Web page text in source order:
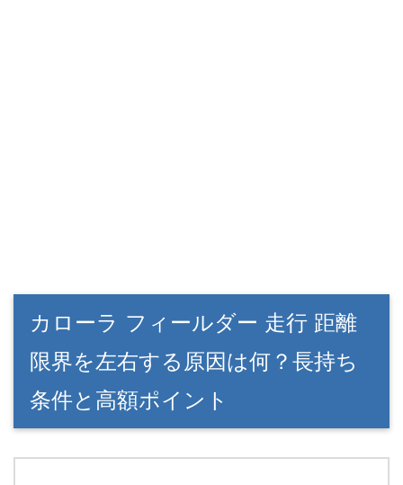
カローラ フィールダー 走行 距離
限界を左右する原因は何？長持ち
条件と高額ポイント